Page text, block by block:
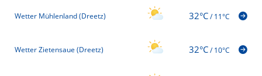
Wetter Mühlenland (Dreetz) 32°C/11°C
Wetter Zietensaue (Dreetz) 32°C/10°C